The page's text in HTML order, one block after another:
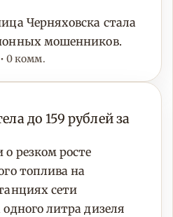
Черняховска стала
мошенников.
0 комм.
до 159 рублей за
резком росте
топлива на
сети
литра дизеля